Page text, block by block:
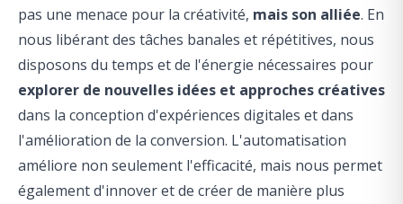
pas une menace pour la créativité, mais son alliée. En
nous libérant des tâches banales et répétitives, nous
disposons du temps et de l'énergie nécessaires pour
explorer de nouvelles idées et approches créatives
dans la conception d'expériences digitales et dans
l'amélioration de la conversion. L'automatisation
améliore non seulement l'efficacité, mais nous permet
également d'innover et de créer de manière plus